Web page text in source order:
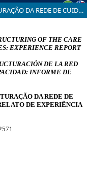
EXPERIÊNCIAS EXITOSAS NA REESTRUTURAÇÃO DA REDE DE CUIDADOS À PESSOA COM DEFICIÊNCIA: RELATO DE EXPERIÊNCIA